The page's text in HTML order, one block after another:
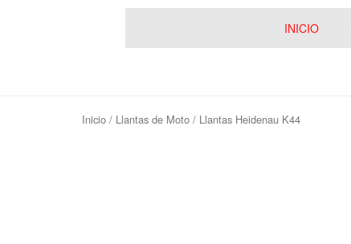
INICIO
Inicio / Llantas de Moto / Llantas Heidenau K44